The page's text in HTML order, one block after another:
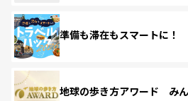
準備も滞在もスマートに！
地球の歩き方アワード みん